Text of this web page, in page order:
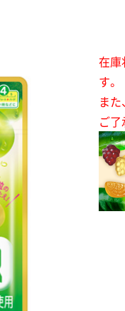
在庫
す。
ま
ご了